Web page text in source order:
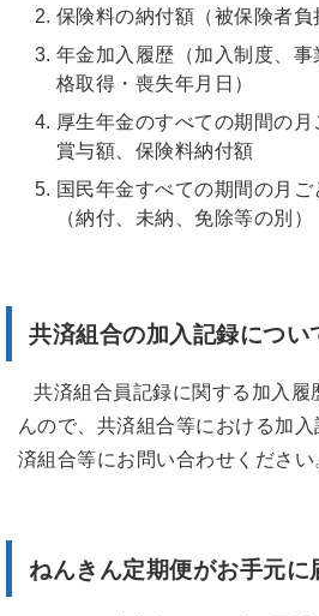
保険料の納付額（被保険者負
年金加入履歴（加入制度、
格取得・喪失年月日）
厚生年金のすべての期間の月
賞与額、保険料納付額
国民年金すべての期間の月
（納付、未納、免除等の別）
共済組合の加入記録につい
共済組合員記録に関する加入履
んので、共済組合等における加
済組合等にお問い合わせください
ねんきん定期便がお手元に